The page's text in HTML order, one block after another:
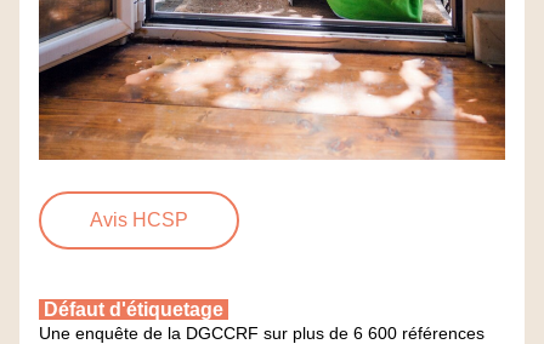
Avis HCSP
Défaut d'étiquetage
Une enquête de la DGCCRF sur plus de 6 600 références